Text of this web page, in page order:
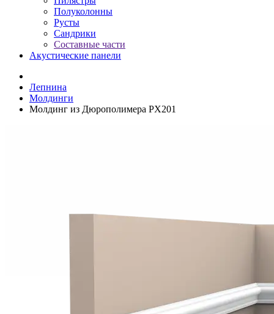
Полуколонны
Русты
Сандрики
Составные части
Акустические панели
Лепнина
Молдинги
Молдинг из Дюрополимера PX201